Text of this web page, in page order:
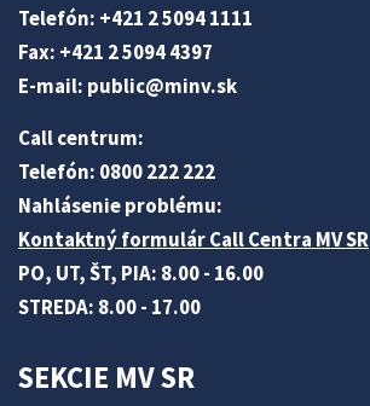
Telefón: +421 2 5094 1111
Fax: +421 2 5094 4397
E-mail: public@minv.sk
Call centrum:
Telefón: 0800 222 222
Nahlásenie problému:
Kontaktný formulár Call Centra MV SR
PO, UT, ŠT, PIA: 8.00 - 16.00
STREDA: 8.00 - 17.00
SEKCIE MV SR